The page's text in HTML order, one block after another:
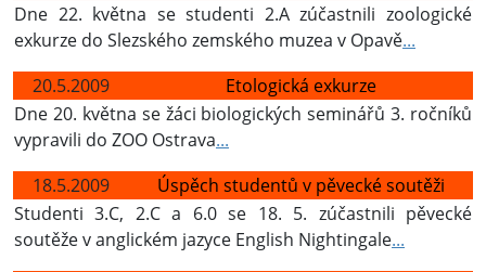
Dne 22. května se studenti 2.A zúčastnili zoologické
exkurze do Slezského zemského muzea v Opavě...
20.5.2009
Etologická exkurze
Dne 20. května se žáci biologických seminářů 3. ročníků
vypravili do ZOO Ostrava...
18.5.2009
Úspěch studentů v pěvecké soutěži
Studenti 3.C, 2.C a 6.0 se 18. 5. zúčastnili pěvecké
soutěže v anglickém jazyce English Nightingale...